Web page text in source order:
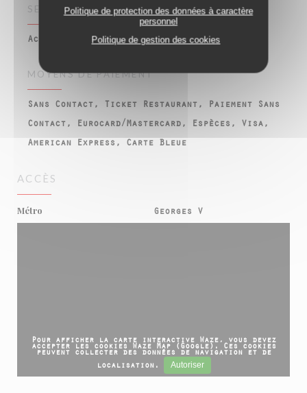
Politique de protection des données à caractère
personnel
Politique de gestion des cookies
SERVICES
Accès wifi gratuit, Ouvert le dimanche
MOYENS DE PAIEMENT
Sans Contact, Ticket Restaurant, Paiement Sans
Contact, Eurocard/Mastercard, Espèces, Visa,
American Express, Carte Bleue
ACCÈS
Métro Georges V
Pour afficher la carte interactive Waze, vous devez
accepter les cookies Waze Map (Google). Ces cookies
peuvent collecter des données de navigation et de
localisation. Autoriser